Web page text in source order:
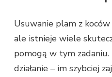
Usuwanie plam z
ale istnieje wiele
pomogą w tym
działanie – im szybciej